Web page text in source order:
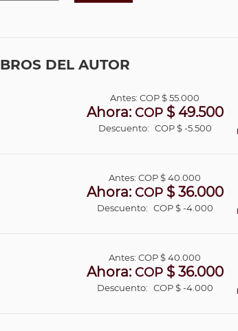
DEL AUTOR
Antes:COP$ 55.000
Ahora: COP$ 49.500
Descuento: COP $ -5.500
Antes:COP$ 40.000
Ahora: COP$ 36.000
Descuento: COP $ -4.000
Antes:COP$ 40.000
Ahora: COP$ 36.000
Descuento: COP $ -4.000